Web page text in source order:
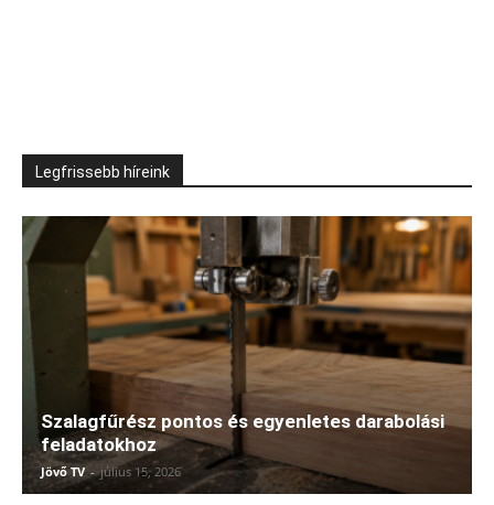
Legfrissebb híreink
Szalagfűrész pontos és egyenletes darabolási
feladatokhoz
Jövő TV - július 15, 2026